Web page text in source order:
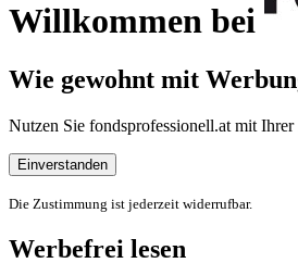
Willkommen bei
Wie gewohnt mit
Nutzen Sie fondsprofessionell.at mit
Einverstanden
Die Zustimmung ist jederzeit widerrufbar.
Werbefrei lesen